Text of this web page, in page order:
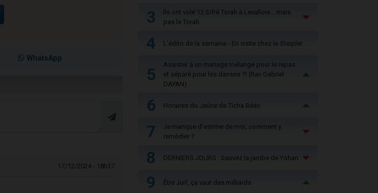
WhatsApp
17/12/2024 - 18h37
3
Ils ont volé 12 Sifré Torah à Levallois… mais
pas la Torah
4 L'édito de la semaine - En visite chez le Steipler
5
Assister à un mariage mélangé pour le repas
et séparé pour les danses ?! (Rav Gabriel
DAYAN)
6 Horaires du Jeûne de Ticha Béav
7
Je manque d'estime de moi, comment y
remédier ?
8 DERNIERS JOURS : Sauvez la jambe de Yohan
9 Être Juif, ça vaut des milliards